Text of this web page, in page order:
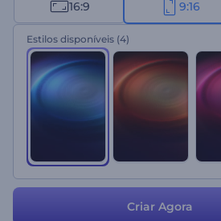
16:9 9:16
Estilos disponíveis (4)
Criar Agora